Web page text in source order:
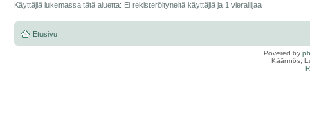
Käyttäjiä lukemassa tätä aluetta: Ei rekisteröityneitä käyttäjiä ja 1 vierailijaa
Etusivu
Povered by
Käännös,